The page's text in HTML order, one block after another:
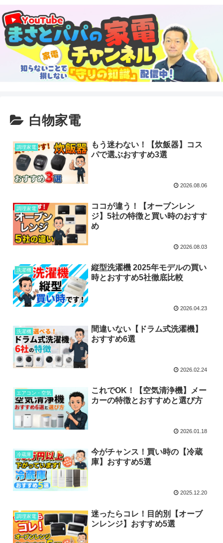
白物家電
調理家電
もう迷わない！【炊飯器】コス
パで選ぶおすすめ3選
2026.08.06
調理家電
ココが違う！【オーブンレン
ジ】5社の特徴と買い時のおすす
め
2026.08.03
洗濯機
縦型洗濯機 2025年モデルの買い
時とおすすめ5社徹底比較
2026.04.23
洗濯機
間違いない【ドラム式洗濯機】
おすすめ6選
2026.02.24
エアコン・空気
これでOK！【空気清浄機】メー
カーの特徴とおすすめと選び方
2026.01.18
冷蔵庫
今がチャンス！買い時の【冷蔵
庫】おすすめ5選
2025.12.20
調理家電
迷ったらコレ！目的別【オーブ
ンレンジ】おすすめ5選